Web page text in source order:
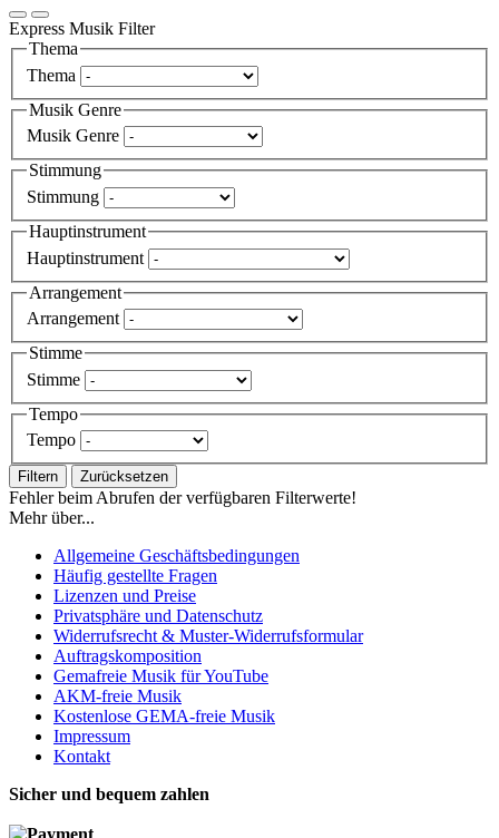
Express Musik Filter
Thema
Thema
Musik Genre
Musik Genre
Stimmung
Stimmung
Hauptinstrument
Hauptinstrument
Arrangement
Arrangement
Stimme
Stimme
Tempo
Tempo
Filtern Zurücksetzen
Fehler beim Abrufen der verfügbaren Filterwerte!
Mehr über...
Allgemeine Geschäftsbedingungen
Häufig gestellte Fragen
Lizenzen und Preise
Privatsphäre und Datenschutz
Widerrufsrecht & Muster-Widerrufsformular
Auftragskomposition
Gemafreie Musik für YouTube
AKM-freie Musik
Kostenlose GEMA-freie Musik
Impressum
Kontakt
Sicher und bequem zahlen